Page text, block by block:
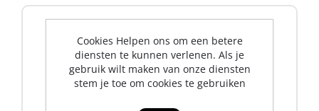
Cookies Helpen ons om een betere
diensten te kunnen verlenen. Als je
gebruik wilt maken van onze diensten
stem je toe om cookies te gebruiken